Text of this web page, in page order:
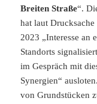
Breiten Straße“.
hat laut
2023 „Interesse an
Standorts
im Gespräch mit
Synergien“
von Grundstücken